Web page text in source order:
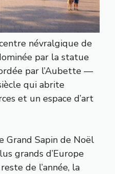
névralgique de
par la statue
par l’Aubette —
qui abrite
et un espace d’art
Grand Sapin de Noël
grands d’Europe
de l’année, la